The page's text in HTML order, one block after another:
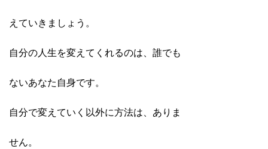
えていきましょう。
自分の人生を変えてくれるのは、誰でも
ないあなた自身です。
自分で変えていく以外に方法は、ありま
せん。